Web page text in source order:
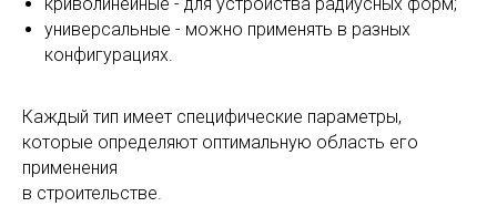
универсальные - можно применять в разных
конфигурациях.
Каждый тип имеет специфические параметры,
которые определяют оптимальную область его
применения
в строительстве.